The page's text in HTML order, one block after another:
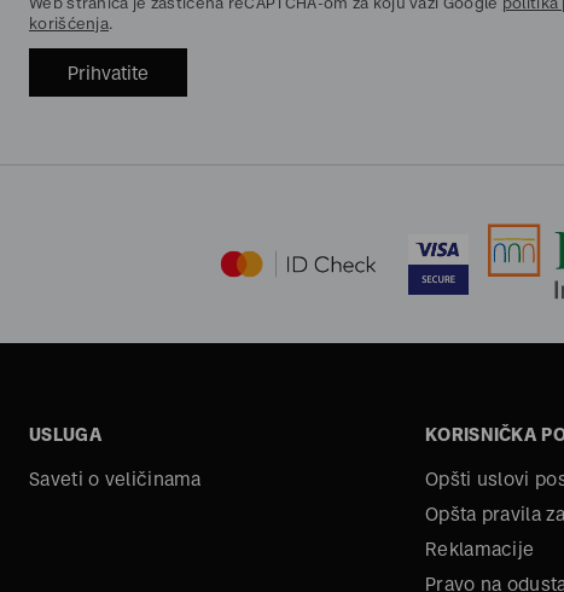
korišćenja.
Prihvatite
USLUGA
Saveti o veličinama
KORISNIČKA
Opšti uslovi
Opšta pravila
Reklamacije
Pravo na